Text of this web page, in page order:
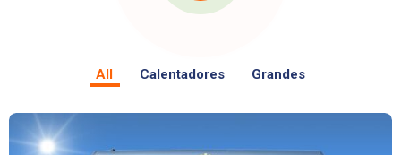
All Calentadores Grandes